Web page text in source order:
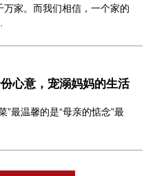
家。而我们相信，一个家的
心意，宠溺妈妈的生活
”最温馨的是“母亲的惦念”最